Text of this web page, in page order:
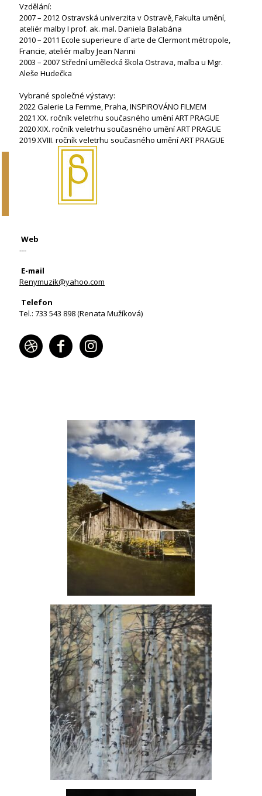
Vzdělání:
2007 – 2012 Ostravská univerzita v Ostravě, Fakulta umění,
ateliér malby I prof. ak. mal. Daniela Balabána
2010 – 2011 Ecole superieure d´arte de Clermont métropole,
Francie, ateliér malby Jean Nanni
2003 – 2007 Střední umělecká škola Ostrava, malba u Mgr.
Aleše Hudečka
Vybrané společné výstavy:
2022 Galerie La Femme, Praha, INSPIROVÁNO FILMEM
2021 XX. ročník veletrhu současného umění ART PRAGUE
2020 XIX. ročník veletrhu současného umění ART PRAGUE
2019 XVIII. ročník veletrhu současného umění ART PRAGUE
Web
---
E-mail
Renymuzik@yahoo.com
Telefon
Tel.: 733 543 898 (Renata Mužíková)